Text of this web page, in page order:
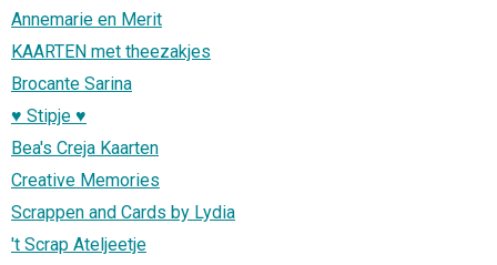
Annemarie en Merit
KAARTEN met theezakjes
Brocante Sarina
♥ Stipje ♥
Bea's Creja Kaarten
Creative Memories
Scrappen and Cards by Lydia
't Scrap Ateljeetje